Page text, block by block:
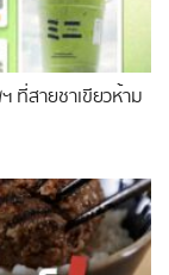
ที่สายชาเขียวห้าม